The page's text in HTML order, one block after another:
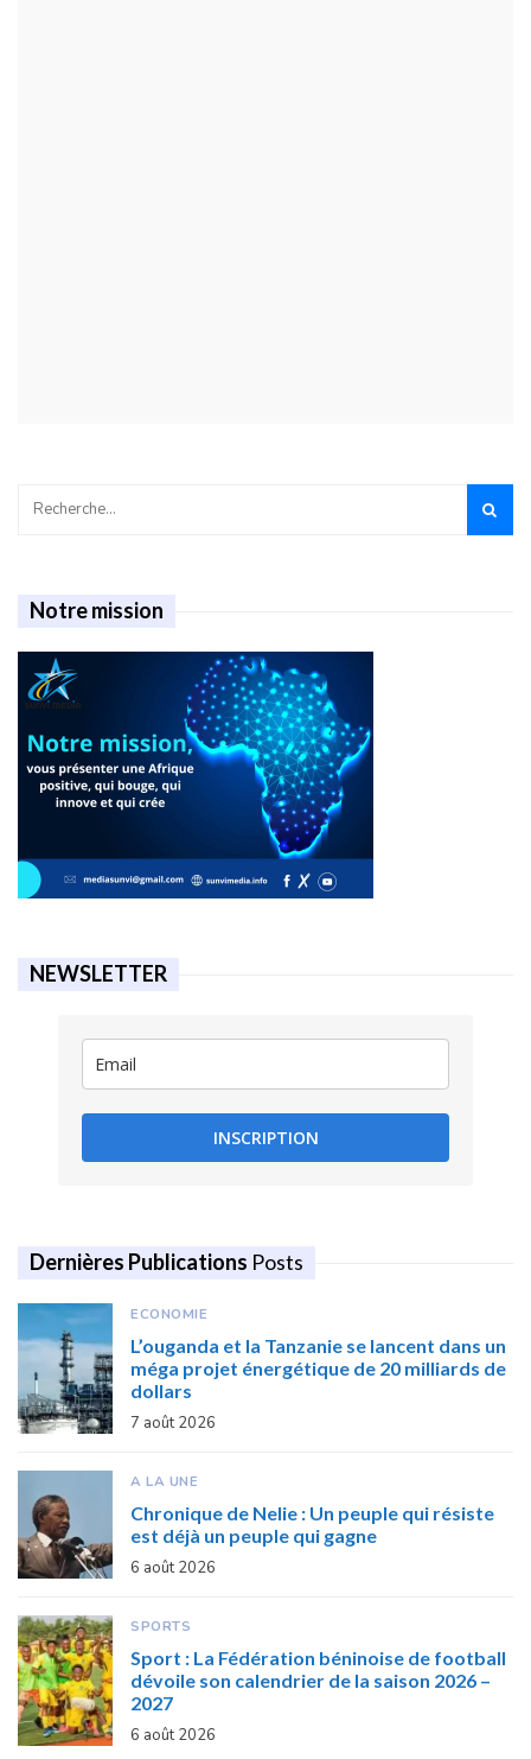
Notre mission
NEWSLETTER
INSCRIPTION
Dernières Publications Posts
ECONOMIE
L’ouganda et la Tanzanie se lancent dans un
méga projet énergétique de 20 milliards de
dollars
7 août 2026
A LA UNE
Chronique de Nelie : Un peuple qui résiste
est déjà un peuple qui gagne
6 août 2026
SPORTS
Sport : La Fédération béninoise de football
dévoile son calendrier de la saison 2026 –
2027
6 août 2026